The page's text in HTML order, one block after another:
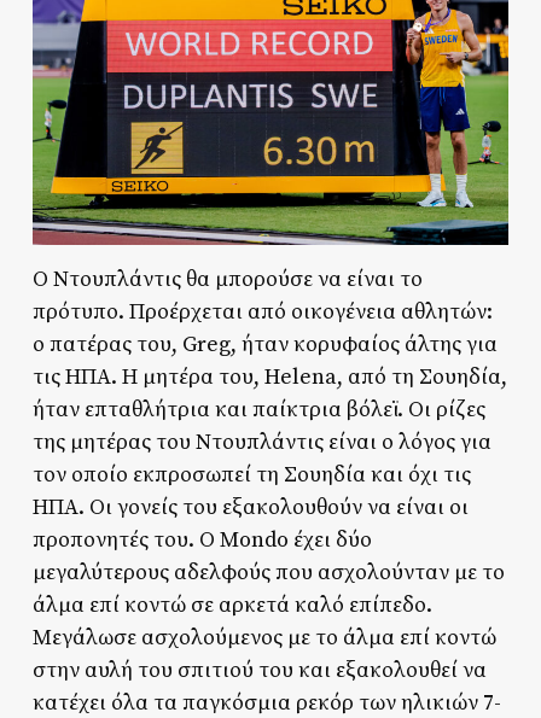
Ο Ντουπλάντις θα μπορούσε να είναι το
πρότυπο. Προέρχεται από οικογένεια αθλητών:
ο πατέρας του, Greg, ήταν κορυφαίος άλτης για
τις ΗΠΑ. Η μητέρα του, Helena, από τη Σουηδία,
ήταν επταθλήτρια και παίκτρια βόλεϊ. Οι ρίζες
της μητέρας του Ντουπλάντις είναι ο λόγος για
τον οποίο εκπροσωπεί τη Σουηδία και όχι τις
ΗΠΑ. Οι γονείς του εξακολουθούν να είναι οι
προπονητές του. Ο Mondo έχει δύο
μεγαλύτερους αδελφούς που ασχολούνταν με το
άλμα επί κοντώ σε αρκετά καλό επίπεδο.
Μεγάλωσε ασχολούμενος με το άλμα επί κοντώ
στην αυλή του σπιτιού του και εξακολουθεί να
κατέχει όλα τα παγκόσμια ρεκόρ των ηλικιών 7-